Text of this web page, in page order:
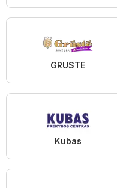
GRUSTE
Kubas